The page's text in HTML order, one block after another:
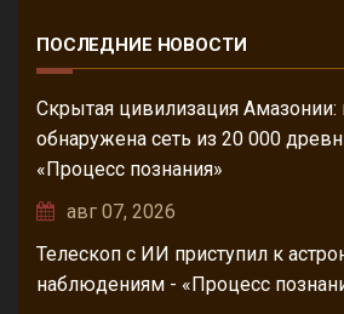
ПОСЛЕДНИЕ НОВОСТИ
Скрытая цивилизация
обнаружена сеть из 20 000
«Процесс познания»
авг 07, 2026
Телескоп с ИИ приступил к
наблюдениям - «Процесс